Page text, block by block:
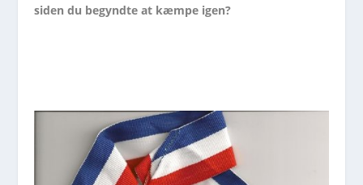
siden du begyndte at kæmpe igen?